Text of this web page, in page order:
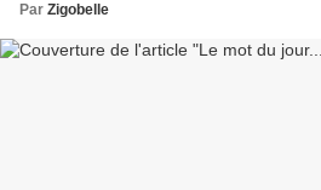
Par Zigobelle